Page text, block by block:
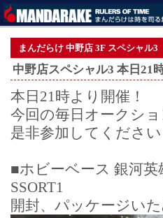
まんだらけ 中野店 3F スペシャル3
中野店スペシャル3 本日21
本日21時より開催！
今回の毎日オークシ
是非参加してください
■ホビーベース 銀河
SSORT1
開封、パッケージい